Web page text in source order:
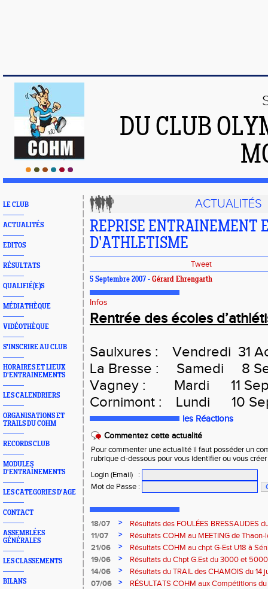
DU CLUB
LE CLUB
ACTUALITÉS
EDITOS
RÉSULTATS
QUALIFIÉ(E)S
MÉDIATHÈQUE
VIDÉOTHÈQUE
S'INSCRIRE AU CLUB
HORAIRES ET LIEUX
D'ENTRAINEMENTS
LES CALENDRIERS
ORGANISATIONS ET
TRAILS DU COHM
RECORDS CLUB
MODULES
D'ENTRAÎNEMENTS
LES CATEGORIES D'AGE
CONTACT
ASSEMBLÉES
GÉNÉRALES
LES CLASSEMENTS
BILANS
ACTUALITÉS
REPRISE ENTRAINEMENT
D'ATHLETISME
Tweet
5 Septembre 2007 - Gérard Ehrengarth
Infos
Rentrée des écoles
Saulxures : Vendredi 31
La Bresse : Samedi 8
Vagney : Mardi 11
Cornimont : Lundi 10
les Réactions
Commentez cette actualité
Pour commenter une actualité il faut posséder un
rubrique ci-dessous pour vous identifier ou vous
Login (Email)
:
Mot de Passe :
18/07 >
Résultats des FOULÉES BRESSAUDES
Bresse
11/07 >
Résultats COHM au MEETING de Thaon-
2026
21/06 >
Résultats COHM au chpt G-Est U18 à
2026
19/06 >
Résultats du Chpt G.Est du 3000 et
Amneville
14/06 >
Résultats du TRAIL des CHAMOIS du 14
Moselotte
07/06 >
RÉSULTATS COHM aux Compétitions